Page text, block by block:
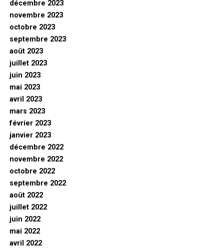
décembre 2023
novembre 2023
octobre 2023
septembre 2023
août 2023
juillet 2023
juin 2023
mai 2023
avril 2023
mars 2023
février 2023
janvier 2023
décembre 2022
novembre 2022
octobre 2022
septembre 2022
août 2022
juillet 2022
juin 2022
mai 2022
avril 2022